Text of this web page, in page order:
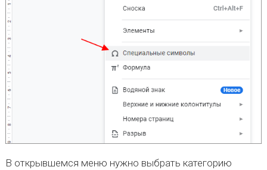
В открывшемся меню нужно выбрать категорию